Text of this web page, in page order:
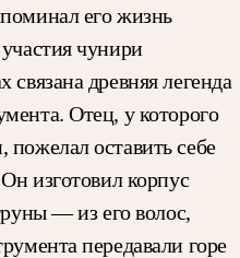
его жизнь
чунири
связана древняя легенда
Отец, у которого
оставить себе
изготовил корпус
— из его волос,
передавали горе